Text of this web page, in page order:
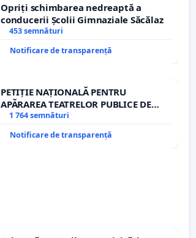
Opriți schimbarea nedreaptă a
conducerii Școlii Gimnaziale Săcălaz
453 semnături
Notificare de transparență
PETIȚIE NAȚIONALĂ PENTRU
APĂRAREA TEATRELOR PUBLICE DE
REPERTORIU DIN ROMÂNIA
1 764 semnături
Notificare de transparență